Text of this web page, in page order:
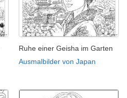
Ruhe einer Geisha im Garten
Ausmalbilder von Japan